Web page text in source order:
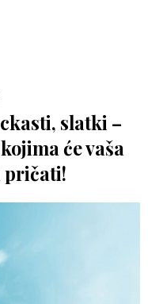
slatki –
će vaša
pričati!